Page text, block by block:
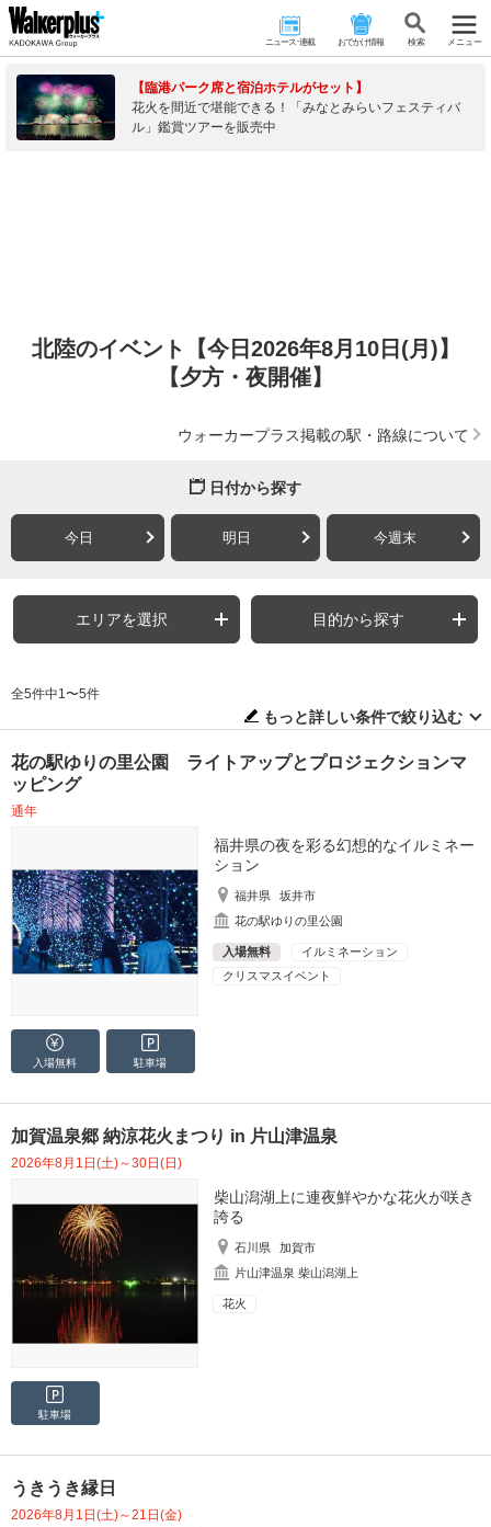
ニュース･連載 おでかけ情報 検 索 メニュー
【臨港パーク席と宿泊ホテルがセット】
花火を間近で堪能できる！「みなとみらいフェスティバ
ル」鑑賞ツアーを販売中
北陸のイベント【今日2026年8月10日(月)】
【夕方・夜開催】
ウォーカープラス掲載の駅・路線について
日付から探す
今日 明日 今週末
エリアを選択 目的から探す
全5件中1〜5件
もっと詳しい条件で絞り込む
花の駅ゆりの里公園 ライトアップとプロジェクションマ
ッピング
通年
福井県の夜を彩る幻想的なイルミネー
ション
福井県
坂井市
花の駅ゆりの里公園
入場無料
イルミネーション
クリスマスイベント
入場無料 駐車場
加賀温泉郷 納涼花火まつり in 片山津温泉
2026年8月1日(土)～30日(日)
柴山潟湖上に連夜鮮やかな花火が咲き
誇る
石川県
加賀市
片山津温泉 柴山潟湖上
花火
駐車場
うきうき縁日
2026年8月1日(土)～21日(金)